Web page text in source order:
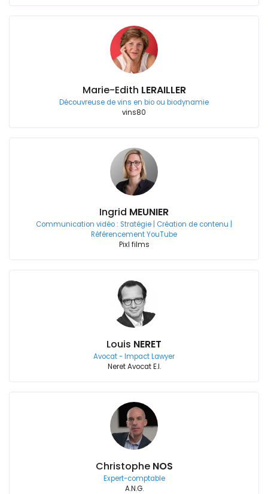
Marie-Edith LERAILLER
Découvreuse de vins en bio ou biodynamie
vins80
Ingrid MEUNIER
Communication vidéo : Stratégie | Création de contenu |
Référencement YouTube
Pixl films
Louis NERET
Avocat - Impact Lawyer
Neret Avocat E.I.
Christophe NOS
Expert-comptable
A.N.G.